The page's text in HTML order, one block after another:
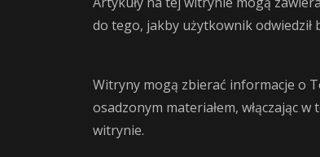
do tego, jakby użytkownik
Witryny mogą zbierać informacje o
osadzonym materiałem, włączając
witrynie.